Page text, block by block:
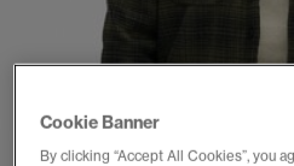
Cookie Banner
By clicking “Accept All Cookies”, you